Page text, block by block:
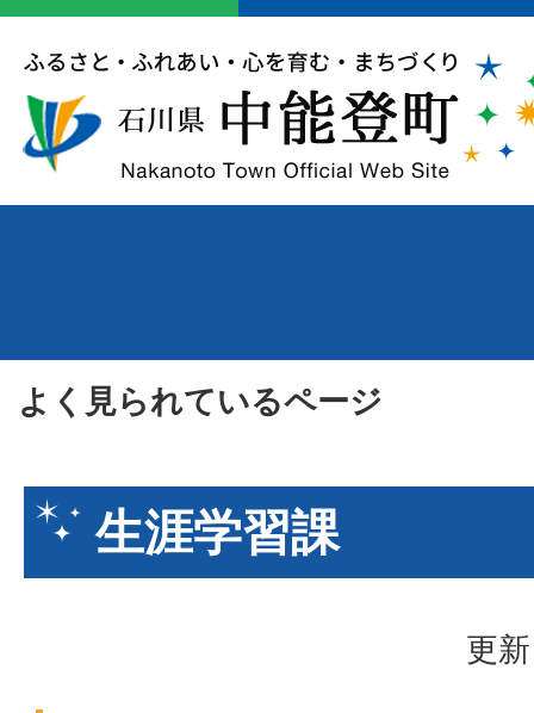
よく見られているページ
生涯学習課
更